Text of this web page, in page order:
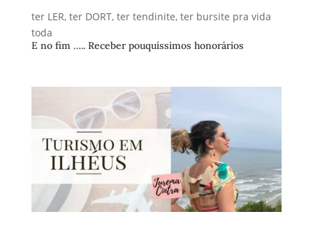
ter LER, ter DORT, ter tendinite, ter bursite pra vida
toda
E no fim ….. Receber pouquíssimos honorários